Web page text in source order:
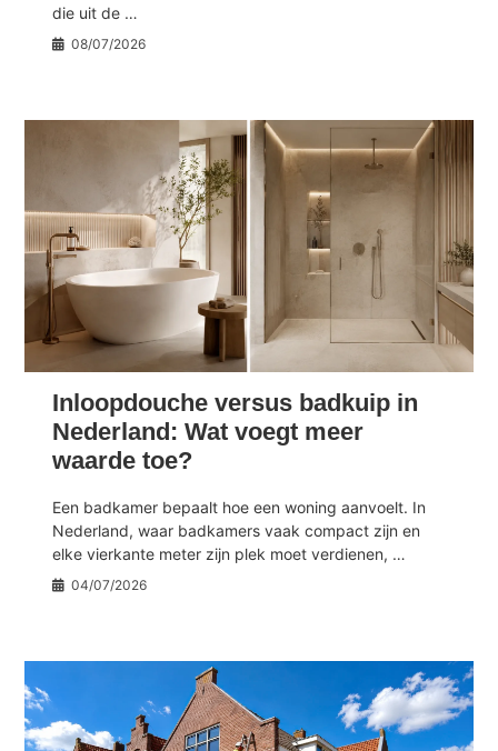
die uit de …
08/07/2026
Inloopdouche versus badkuip in
Nederland: Wat voegt meer
waarde toe?
Een badkamer bepaalt hoe een woning aanvoelt. In
Nederland, waar badkamers vaak compact zijn en
elke vierkante meter zijn plek moet verdienen, …
04/07/2026